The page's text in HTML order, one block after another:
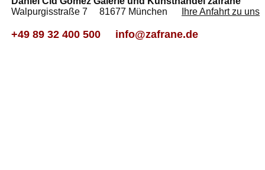
Walpurgisstraße 7 81677 München
Ihre Anfahrt zu uns
+49 89 32 400 500 info@zafrane.de